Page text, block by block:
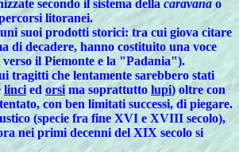
secondo il sistema della caravanao
litoranei.
suoi prodotti storici: tra cui giova citare
di decadere, hanno costituito una voce
il Piemonte e la "Padania").
tragitti che lentamente sarebbero stati
linciedorsi ma soprattuttolupi) oltre con
con ben limitati successi, di piegare.
(specie fra fine XVI e XVIII secolo),
nei primi decenni del XIX secolo si